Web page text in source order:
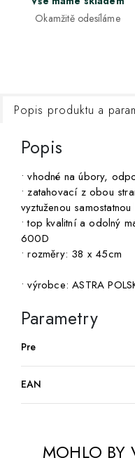
Okamžitě odesíláme
Popis produktu a
Popis
• vhodné na úbory,
• zatahovací z obou
vyztuženou
• top kvalitní a odolný
600D
• rozměry: 38 x 45cm
• výrobce: ASTRA
Parametry
Pre
EAN
MOHLO BY